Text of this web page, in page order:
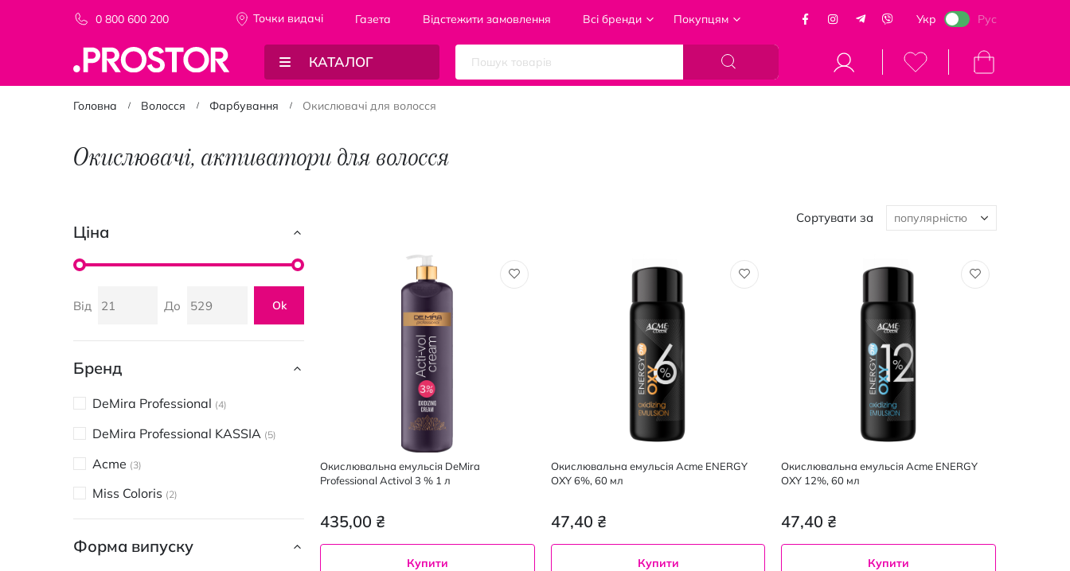
0 800 600 200 Точки видачi Газета Відстежити замовлення Всі бренди Покупцям Укр Рус
КАТАЛОГ Кошик
Головна Волосся Фарбування Окислювачі для волосся
Окислювачі, активатори для волосся
Сортувати за
Окислювальна емульсія DeMira
Professional Activol 3 % 1 л
435,00 ₴
Купити
Окислювальна емульсія Acme ENERGY
OXY 6%, 60 мл
47,40 ₴
Купити
Окислювальна емульсія Acme ENERGY
OXY 12%, 60 мл
47,40 ₴
Купити
Ціна
Від До Ok
Бренд
DeMira Professional 4
DeMira Professional KASSIA 5
Acme 3
Miss Coloris 2
Форма випуску